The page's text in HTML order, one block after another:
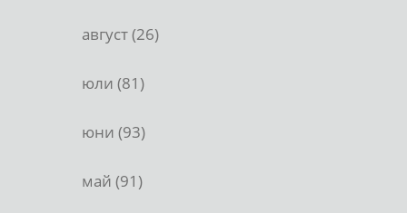
август (26)
юли (81)
юни (93)
май (91)